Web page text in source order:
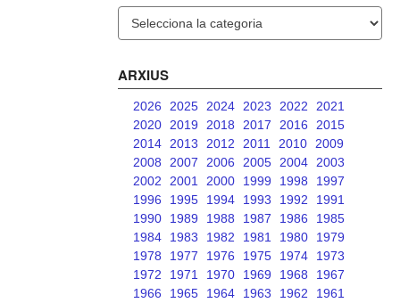
ARXIUS
2026 2025 2024 2023 2022
2021
2020
2019 2018 2017 2016
2015
2014
2013 2012 2011 2010
2009
2008
2007 2006 2005 2004
2003
2002
2001 2000 1999 1998
1997
1996
1995 1994 1993 1992
1991
1990
1989 1988 1987 1986
1985
1984
1983 1982 1981 1980
1979
1978
1977 1976 1975 1974
1973
1972
1971 1970 1969 1968
1967
1966
1965 1964 1963 1962
1961